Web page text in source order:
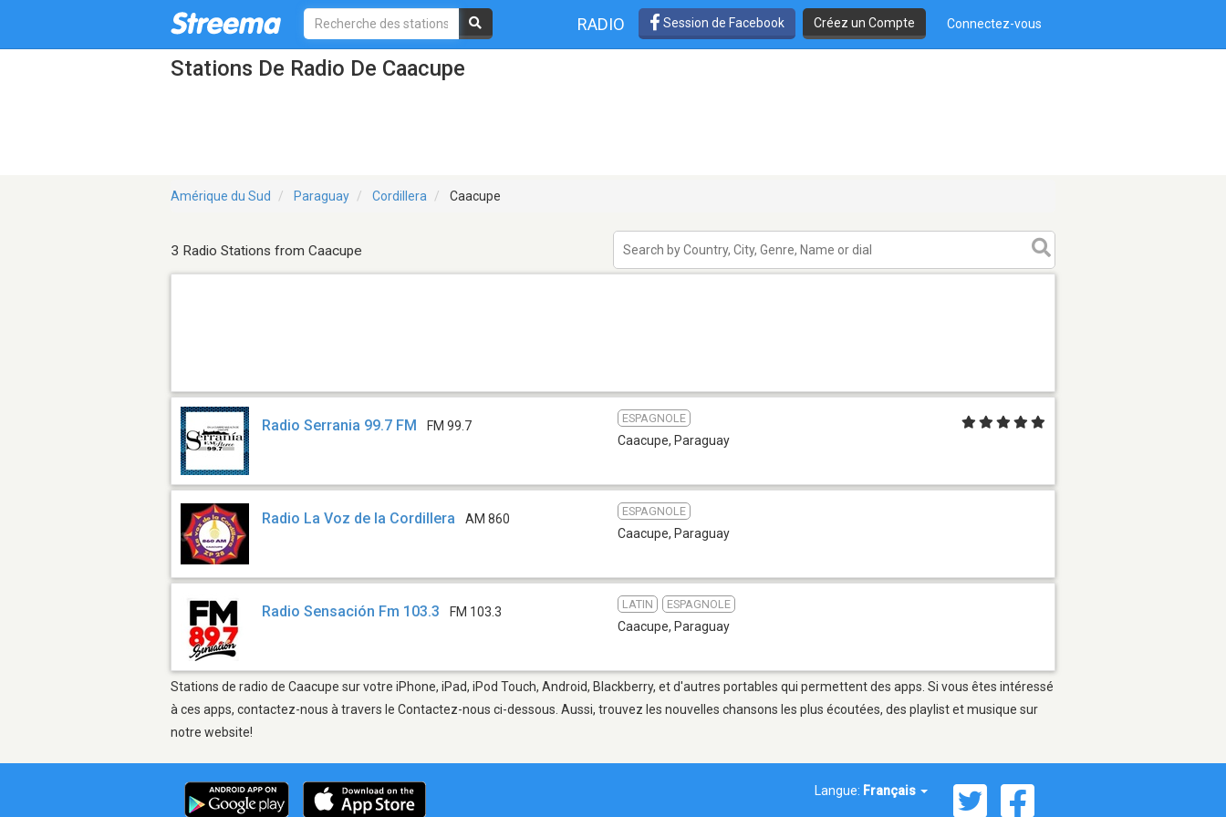
RADIO Session de Facebook Créez un Compte Connectez-vous
Stations De Radio De Caacupe
Amérique du Sud Paraguay Cordillera Caacupe
3 Radio Stations from Caacupe
Radio Serrania 99.7 FM FM 99.7
ESPAGNOLE
Caacupe, Paraguay
Radio La Voz de la Cordillera AM 860
ESPAGNOLE
Caacupe, Paraguay
Radio Sensación Fm 103.3 FM 103.3
LATIN ESPAGNOLE
Caacupe, Paraguay
Stations de radio de Caacupe sur votre iPhone, iPad, iPod Touch, Android, Blackberry, et d'autres portables qui permettent des apps. Si vous êtes intéressé
à ces apps, contactez-nous à travers le Contactez-nous ci-dessous. Aussi, trouvez les nouvelles chansons les plus écoutées, des playlist et musique sur
notre website!
Langue: Français